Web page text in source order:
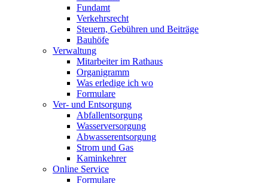
Fundamt
Verkehrsrecht
Steuern, Gebühren und Beiträge
Bauhöfe
Verwaltung
Mitarbeiter im Rathaus
Organigramm
Was erledige ich wo
Formulare
Ver- und Entsorgung
Abfallentsorgung
Wasserversorgung
Abwasserentsorgung
Strom und Gas
Kaminkehrer
Online Service
Formulare